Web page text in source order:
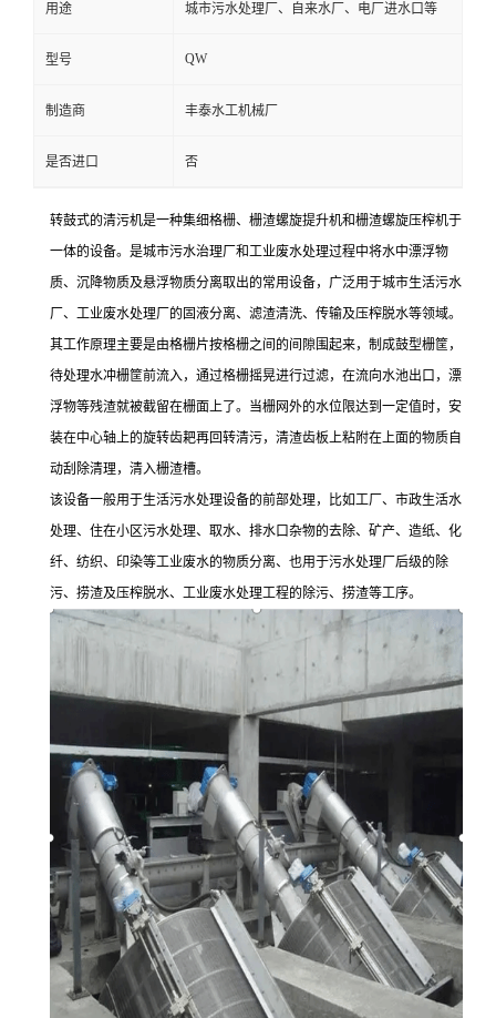
用途 城市污水处理厂、自来水厂、电厂进水口等
型号 QW
制造商 丰泰水工机械厂
是否进口 否
转鼓式的清污机是一种集细格栅、栅渣螺旋提升机和栅渣螺旋压榨机于
一体的设备。是城市污水治理厂和工业废水处理过程中将水中漂浮物
质、沉降物质及悬浮物质分离取出的常用设备，广泛用于城市生活污水
厂、工业废水处理厂的固液分离、滤渣清洗、传输及压榨脱水等领域。
其工作原理主要是由格栅片按格栅之间的间隙围起来，制成鼓型栅筐，
待处理水冲栅筐前流入，通过格栅摇晃进行过滤，在流向水池出口，漂
浮物等残渣就被截留在栅面上了。当栅网外的水位限达到一定值时，安
装在中心轴上的旋转齿耙再回转清污，清渣齿板上粘附在上面的物质自
动刮除清理，清入栅渣槽。
该设备一般用于生活污水处理设备的前部处理，比如工厂、市政生活水
处理、住在小区污水处理、取水、排水口杂物的去除、矿产、造纸、化
纤、纺织、印染等工业废水的物质分离、也用于污水处理厂后级的除
污、捞渣及压榨脱水、工业废水处理工程的除污、捞渣等工序。